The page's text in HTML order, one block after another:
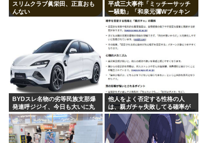
スリムクラブ眞栄田、正直おも
んない
平成三大事件「ミッチーサッチ
ー騒動」「和泉元彌Wブッキン
グ事件」あとひとつは？
BYDスレ名物の劣等民族支那爆
発連呼ジジイ、今日も大いに丸
一日吠える！160レス以上
他人をよく否定する性格の人
は、親ガチャ失敗してる確率が
高いんだって